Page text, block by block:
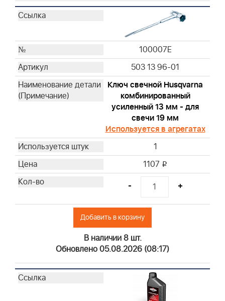
4216
4223
4224
4232
4237
4238
4240
4243
4251WM
4261
593260M
799579M
997240
19062
19061
100007E
503 13 96-01
Ключ свечной Husqvarna
комбинированный
усиленный 13 мм - для
свечи 19 мм
Используется в агрегатах
1
1107 i
- +
Добавить в корзину
В наличии 8 шт.
Обновлено 05.08.2026 (08:17)